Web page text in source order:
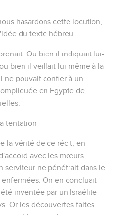
hasardons cette locution,
du texte hébreu.
. Ou bien il indiquait lui-
bien il veillait lui-même à la
ne pouvait confier à un
en Egypte de
tentation
la vérité de ce récit, en
avec les mœurs
serviteur ne pénétrait dans le
On en concluait
inventée par un Israélite
Or les découvertes faites